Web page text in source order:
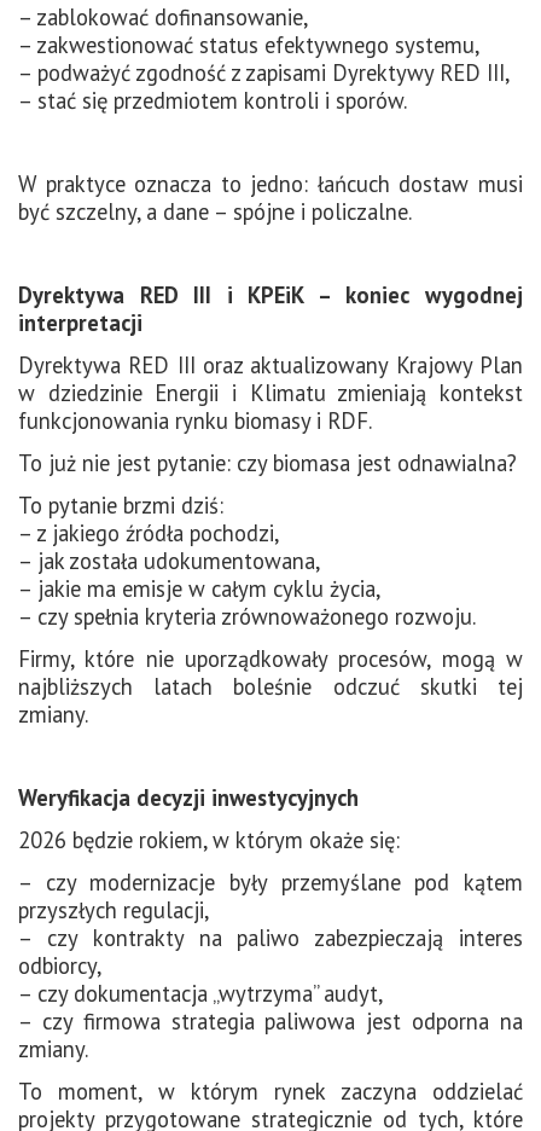
– zablokować dofinansowanie,
– zakwestionować status efektywnego systemu,
– podważyć zgodność z zapisami Dyrektywy RED III,
– stać się przedmiotem kontroli i sporów.
W praktyce oznacza to jedno: łańcuch dostaw musi
być szczelny, a dane – spójne i policzalne.
Dyrektywa RED III i KPEiK – koniec wygodnej
interpretacji
Dyrektywa RED III oraz aktualizowany Krajowy Plan
w dziedzinie Energii i Klimatu zmieniają kontekst
funkcjonowania rynku biomasy i RDF.
To już nie jest pytanie: czy biomasa jest odnawialna?
To pytanie brzmi dziś:
– z jakiego źródła pochodzi,
– jak została udokumentowana,
– jakie ma emisje w całym cyklu życia,
– czy spełnia kryteria zrównoważonego rozwoju.
Firmy, które nie uporządkowały procesów, mogą w
najbliższych latach boleśnie odczuć skutki tej
zmiany.
Weryfikacja decyzji inwestycyjnych
2026 będzie rokiem, w którym okaże się:
– czy modernizacje były przemyślane pod kątem
przyszłych regulacji,
– czy kontrakty na paliwo zabezpieczają interes
odbiorcy,
– czy dokumentacja „wytrzyma” audyt,
– czy firmowa strategia paliwowa jest odporna na
zmiany.
To moment, w którym rynek zaczyna oddzielać
projekty przygotowane strategicznie od tych, które